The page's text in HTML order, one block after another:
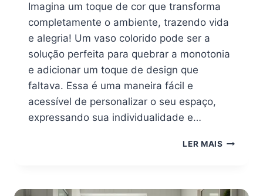
Imagina um toque de cor que transforma
completamente o ambiente, trazendo vida
e alegria! Um vaso colorido pode ser a
solução perfeita para quebrar a monotonia
e adicionar um toque de design que
faltava. Essa é uma maneira fácil e
acessível de personalizar o seu espaço,
expressando sua individualidade e…
LER MAIS VASO
O